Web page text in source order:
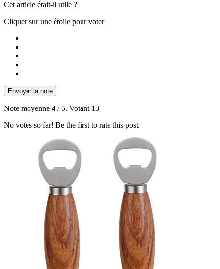
Cet article était-il utile ?
Cliquer sur une étoile pour voter
Envoyer la note
Note moyenne 4 / 5. Votant 13
No votes so far! Be the first to rate this post.